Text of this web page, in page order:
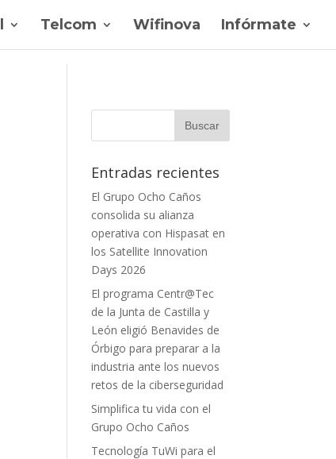
Telcom Wifinova Infórmate
Entradas recientes
El Grupo Ocho Caños
consolida su alianza
operativa con Hispasat en
los Satellite Innovation
Days 2026
El programa Centr@Tec
de la Junta de Castilla y
León eligió Benavides de
Órbigo para preparar a la
industria ante los nuevos
retos de la ciberseguridad
Simplifica tu vida con el
Grupo Ocho Caños
Tecnología TuWi para el